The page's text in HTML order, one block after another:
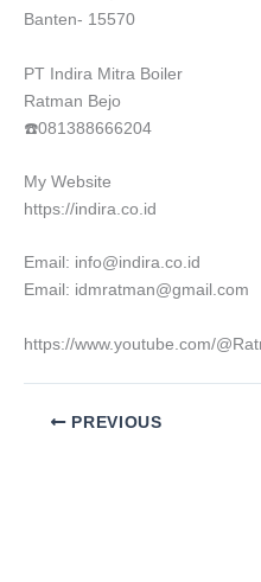
Banten- 15570
PT Indira Mitra Boiler
Ratman Bejo
☎️081388666204
My Website
https://indira.co.id
Email: info@indira.co.id
Email: idmratman@gmail.com
https://www.youtube.com/
PREVIOUS